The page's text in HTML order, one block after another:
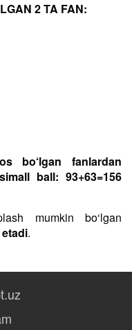
2 TA FAN:
bo‘lgan fanlardan
ball: 93+63=156
mumkin bo‘lgan
.